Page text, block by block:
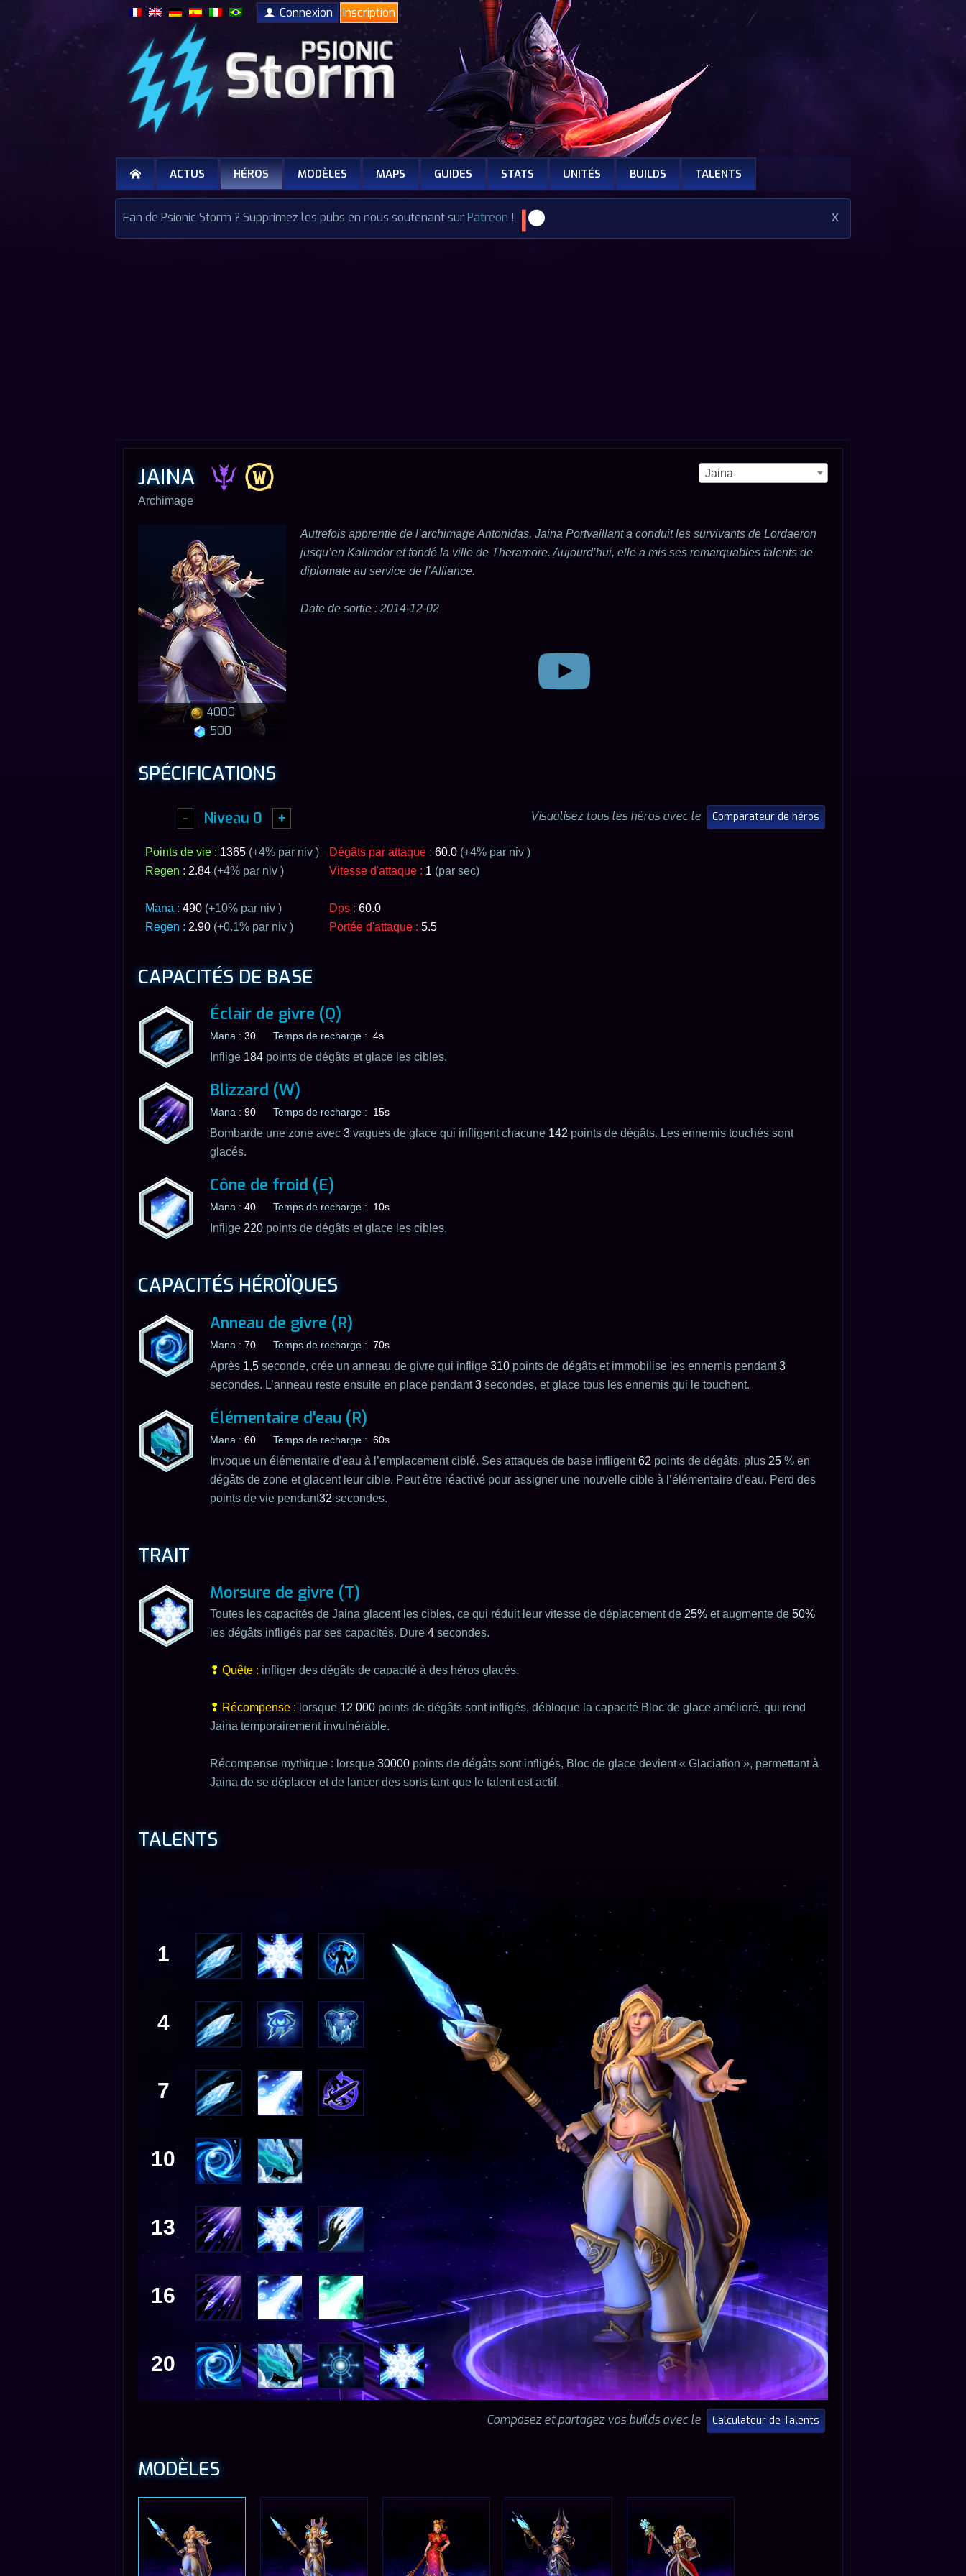
Connexion Inscription
ACTUS HÉROS MODÈLES MAPS GUIDES STATS UNITÉS BUILDS TALENTS
x
Fan de Psionic Storm ? Supprimez les pubs en nous soutenant surPatreon !
JAINA
Archimage
Jaina
4000
500
Autrefois apprentie de l’archimage Antonidas, Jaina Portvaillant a conduit les survivants de Lordaeron
jusqu’en Kalimdor et fondé la ville de Theramore. Aujourd’hui, elle a mis ses remarquables talents de
diplomate au service de l’Alliance.
Date de sortie : 2014-12-02
SPÉCIFICATIONS
- Niveau 0 + Visualisez tous les héros avec le Comparateur de héros
Points de vie : 1365 (+4% par niv )
Regen : 2.84 (+4% par niv )
Mana : 490 (+10% par niv )
Regen : 2.90 (+0.1% par niv )
Dégâts par attaque : 60.0 (+4% par niv )
Vitesse d'attaque : 1 (par sec)
Dps : 60.0
Portée d'attaque : 5.5
CAPACITÉS DE BASE
Éclair de givre (Q)
Mana : 30 Temps de recharge : 4s
Inflige 184 points de dégâts et glace les cibles.
Blizzard (W)
Mana : 90 Temps de recharge : 15s
Bombarde une zone avec 3 vagues de glace qui infligent chacune 142 points de dégâts. Les ennemis touchés sont
glacés.
Cône de froid (E)
Mana : 40 Temps de recharge : 10s
Inflige 220 points de dégâts et glace les cibles.
CAPACITÉS HÉROÏQUES
Anneau de givre (R)
Mana : 70 Temps de recharge : 70s
Après 1,5 seconde, crée un anneau de givre qui inflige 310 points de dégâts et immobilise les ennemis pendant3
secondes. L’anneau reste ensuite en place pendant3 secondes, et glace tous les ennemis qui le touchent.
Élémentaire d'eau (R)
Mana : 60 Temps de recharge : 60s
Invoque un élémentaire d’eau à l’emplacement ciblé. Ses attaques de base infligent62 points de dégâts, plus 25 % en
dégâts de zone et glacent leur cible. Peut être réactivé pour assigner une nouvelle cible à l’élémentaire d’eau. Perd des
points de vie pendant32 secondes.
TRAIT
Morsure de givre (T)
Toutes les capacités de Jaina glacent les cibles, ce qui réduit leur vitesse de déplacement de 25% et augmente de 50%
les dégâts infligés par ses capacités. Dure 4 secondes.
Quête : infliger des dégâts de capacité à des héros glacés.
Récompense : lorsque 12 000 points de dégâts sont infligés, débloque la capacité Bloc de glace amélioré, qui rend
Jaina temporairement invulnérable.
Récompense mythique : lorsque 30000 points de dégâts sont infligés, Bloc de glace devient « Glaciation », permettant à
Jaina de se déplacer et de lancer des sorts tant que le talent est actif.
TALENTS
1
4
7
10
13
16
20
Composez et partagez vos builds avec le Calculateur de Talents
MODÈLES